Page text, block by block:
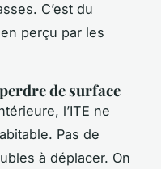
C’est du
perçu par les
de surface
l’ITE ne
Pas de
à déplacer. On